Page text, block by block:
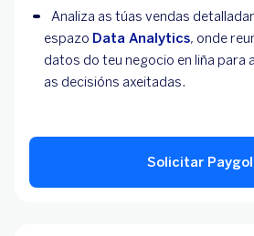
Analiza as túas vendas
espazo Data Analytics, onde
datos do teu negocio en liña para
as decisións axeitadas.
Solicitar